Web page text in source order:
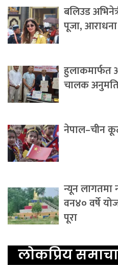
बलिउड
पूजा, आराधना
हुलाकमार्फत
चालक
नेपाल–चीन
न्यून लागतमा
वन४० वर्षे
पूरा
लोकप्रिय